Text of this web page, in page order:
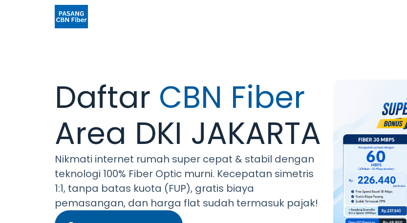
Daftar CBN Fiber
Area DKI JAKARTA
Nikmati internet rumah super cepat & stabil dengan
teknologi 100% Fiber Optic murni. Kecepatan simetris
1:1, tanpa batas kuota (FUP), gratis biaya
pemasangan, dan harga flat sudah termasuk pajak!